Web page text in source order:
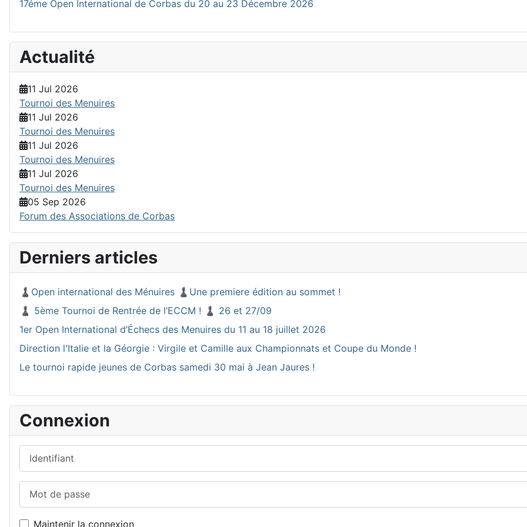
17éme Open International de Corbas du 20 au 23 Décembre 2026
Actualité
11 Jul 2026
Tournoi des Menuires
11 Jul 2026
Tournoi des Menuires
11 Jul 2026
Tournoi des Menuires
11 Jul 2026
Tournoi des Menuires
05 Sep 2026
Forum des Associations de Corbas
Derniers articles
♟️Open international des Ménuires ♟️Une premiere édition au sommet !
♟️ 5ème Tournoi de Rentrée de l’ECCM ! ♟️ 26 et 27/09
1er Open International d’Échecs des Menuires du 11 au 18 juillet 2026
Direction l'Italie et la Géorgie : Virgile et Camille aux Championnats et Coupe du Monde !
Le tournoi rapide jeunes de Corbas samedi 30 mai à Jean Jaures !
Connexion
Maintenir la connexion